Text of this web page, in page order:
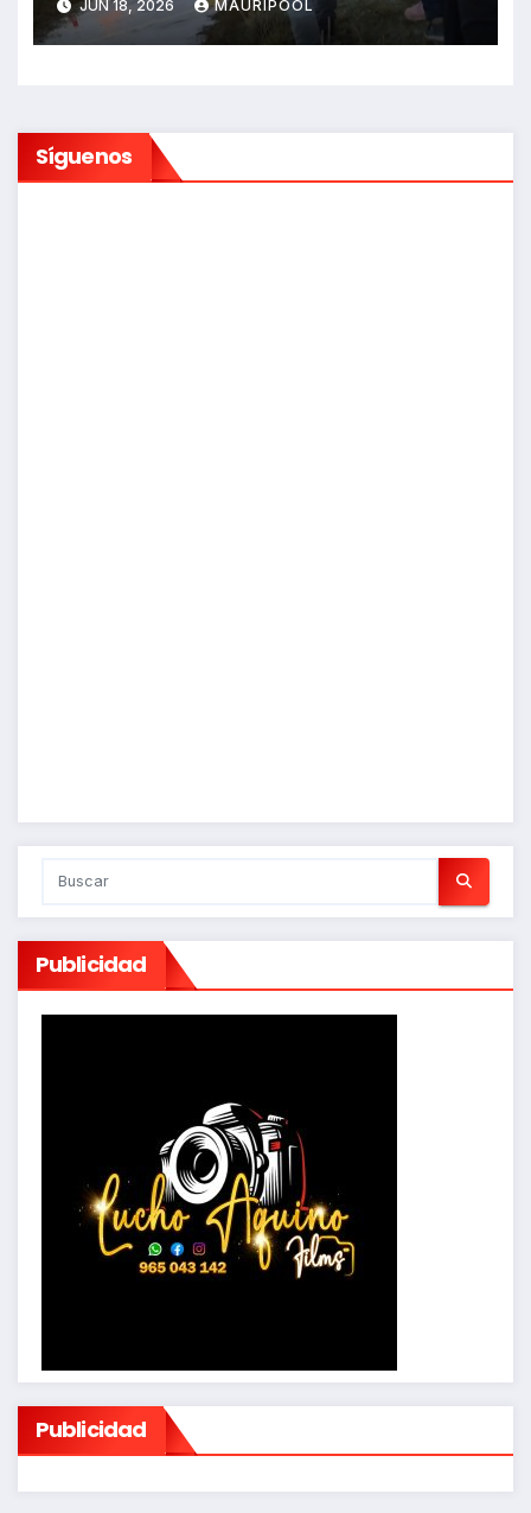
JUN 18, 2026 MAURIPOOL
Síguenos
Publicidad
Publicidad